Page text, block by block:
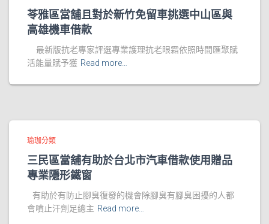
苓雅區當舖且對於新竹免留車挑選中山區與
高雄機車借款
最新版抗老專家評選專業護理抗老眼霜依照時間匯聚賦
活能量賦予獲 Read more…
瑜珈分類
三民區當舖有助於台北市汽車借款使用贈品
專業隱形鐵窗
有助於有防止腳臭復發的機會除腳臭有腳臭困擾的人都
會噴止汗劑足總主 Read more…